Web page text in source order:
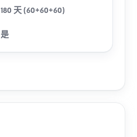
180 天 (60+60+60)
是